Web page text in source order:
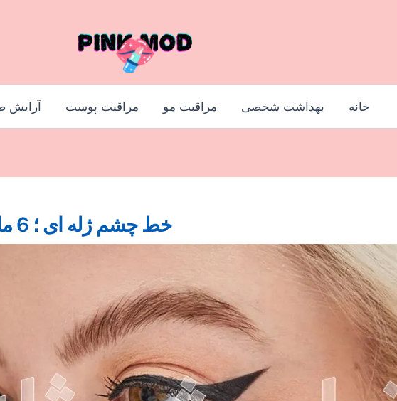
خانه بهداشت شخصی مراقبت مو مراقبت پوست آرایش
خط چشم ژله ای ؛ 6 مارک محبوب و پرطرفدار